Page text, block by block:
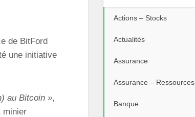
de BitFord
une initiative
au Bitcoin »,
minier
Actions – Stocks
Actualités
Assurance
Assurance – Ressources
Banque